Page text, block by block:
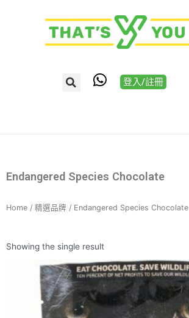
登入/註冊
Endangered Species Chocolate
Home / 精選品牌 / Endangered Species Chocolate
Showing the single result